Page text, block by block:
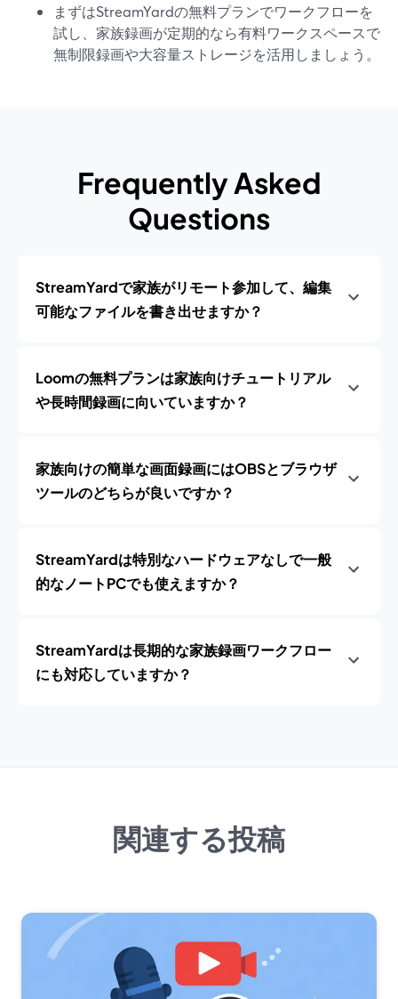
まずはStreamYardの無料プランでワークフローを
試し、家族録画が定期的なら有料ワークスペースで
無制限録画や大容量ストレージを活用しましょう。
Frequently Asked
Questions
StreamYardで家族がリモート参加して、編集
可能なファイルを書き出せますか？
Loomの無料プランは家族向けチュートリアル
や長時間録画に向いていますか？
家族向けの簡単な画面録画にはOBSとブラウザ
ツールのどちらが良いですか？
StreamYardは特別なハードウェアなしで一般
的なノートPCでも使えますか？
StreamYardは長期的な家族録画ワークフロー
にも対応していますか？
関連する投稿